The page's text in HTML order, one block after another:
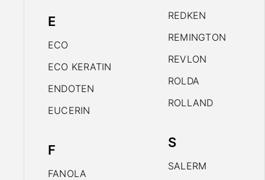
E
ECO
ECO KERATIN
ENDOTEN
EUCERIN
F
FANOLA
REDKEN
REMINGTON
REVLON
ROLDA
ROLLAND
S
SALERM